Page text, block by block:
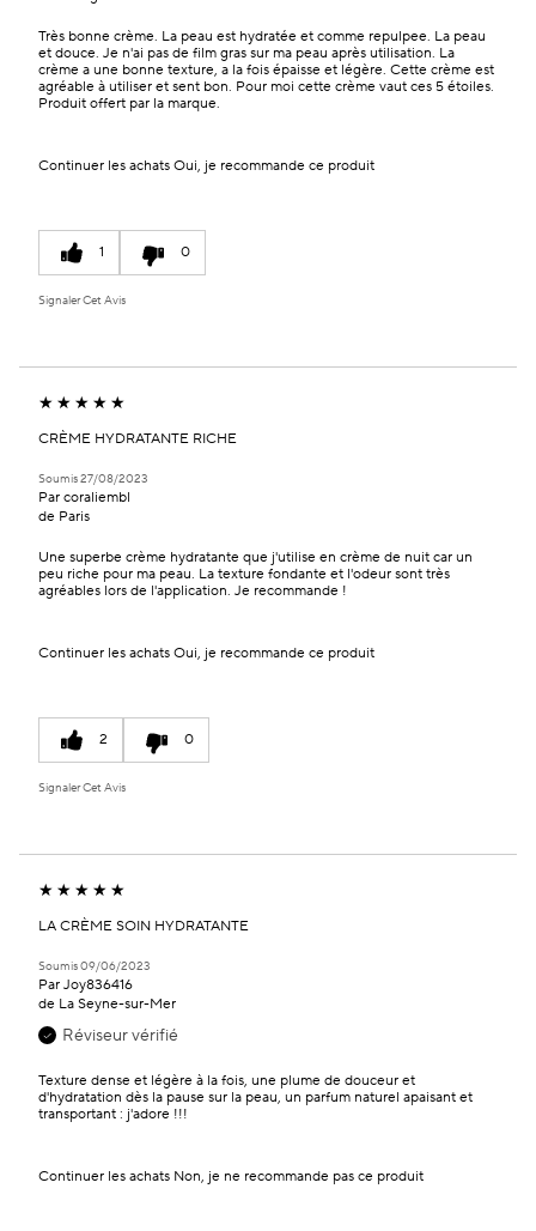
Très bonne crème. La peau est hydratée et comme repulpee. La peau
et douce. Je n'ai pas de film gras sur ma peau après utilisation. La
crème a une bonne texture, a la fois épaisse et légère. Cette crème est
agréable à utiliser et sent bon. Pour moi cette crème vaut ces 5 étoiles.
Produit offert par la marque.
Continuer les achats Oui, je recommande ce produit
1 0
Signaler Cet Avis
CRÈME HYDRATANTE RICHE
Soumis27/08/2023
Par coraliembl
de Paris
Une superbe crème hydratante que j'utilise en crème de nuit car un
peu riche pour ma peau. La texture fondante et l'odeur sont très
agréables lors de l'application. Je recommande !
Continuer les achats Oui, je recommande ce produit
2 0
Signaler Cet Avis
LA CRÈME SOIN HYDRATANTE
Soumis09/06/2023
Par Joy836416
de La Seyne-sur-Mer
Réviseur vérifié
Texture dense et légère à la fois, une plume de douceur et
d'hydratation dès la pause sur la peau, un parfum naturel apaisant et
transportant : j'adore !!!
Continuer les achats Non, je ne recommande pas ce produit